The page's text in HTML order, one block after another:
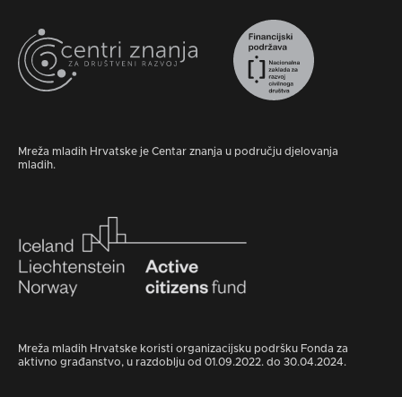
Mreža mladih Hrvatske je Centar znanja u području djelovanja
mladih.
Mreža mladih Hrvatske koristi organizacijsku podršku Fonda za
aktivno građanstvo, u razdoblju od 01.09.2022. do 30.04.2024.